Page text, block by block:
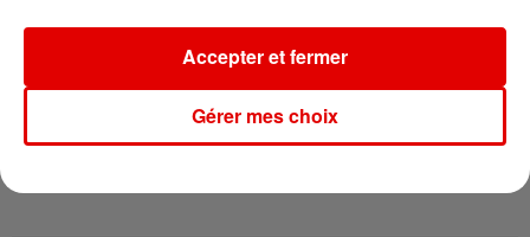
Gérer mes choix
Accepter et fermer